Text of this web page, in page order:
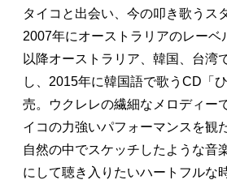
タイコと出会い、今の叩き歌うス
2007年にオーストラリアのレーベ
以降オーストラリア、韓国、台湾
し、2015年に韓国語で歌うCD「
売。ウクレレの繊細なメロディー
イコの力強いパフォーマンスを観
自然の中でスケッチしたような音
にして聴き入りたいハートフルな